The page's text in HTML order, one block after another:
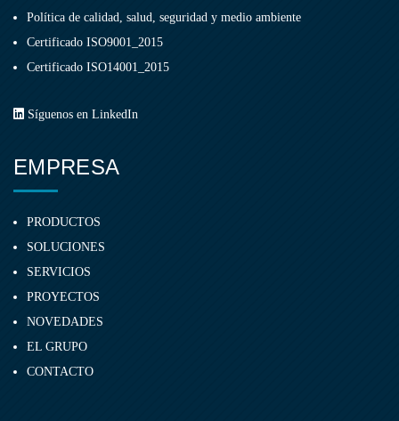
Política de calidad, salud, seguridad y medio ambiente
Certificado ISO9001_2015
Certificado ISO14001_2015
Síguenos en LinkedIn
EMPRESA
PRODUCTOS
SOLUCIONES
SERVICIOS
PROYECTOS
NOVEDADES
EL GRUPO
CONTACTO